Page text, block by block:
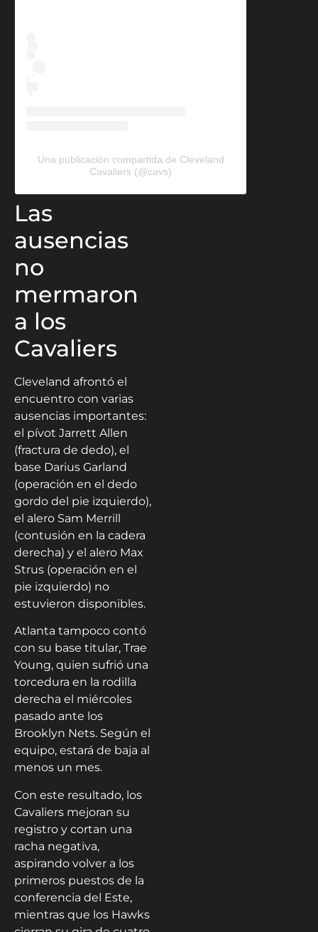
Una publicación compartida de Cleveland
Cavaliers (@cavs)
Las
ausencias
no
mermaron
a los
Cavaliers
Cleveland afrontó el
encuentro con varias
ausencias importantes:
el pívot Jarrett Allen
(fractura de dedo), el
base Darius Garland
(operación en el dedo
gordo del pie izquierdo),
el alero Sam Merrill
(contusión en la cadera
derecha) y el alero Max
Strus (operación en el
pie izquierdo) no
estuvieron disponibles.
Atlanta tampoco contó
con su base titular, Trae
Young, quien sufrió una
torcedura en la rodilla
derecha el miércoles
pasado ante los
Brooklyn Nets. Según el
equipo, estará de baja al
menos un mes.
Con este resultado, los
Cavaliers mejoran su
registro y cortan una
racha negativa,
aspirando volver a los
primeros puestos de la
conferencia del Este,
mientras que los Hawks